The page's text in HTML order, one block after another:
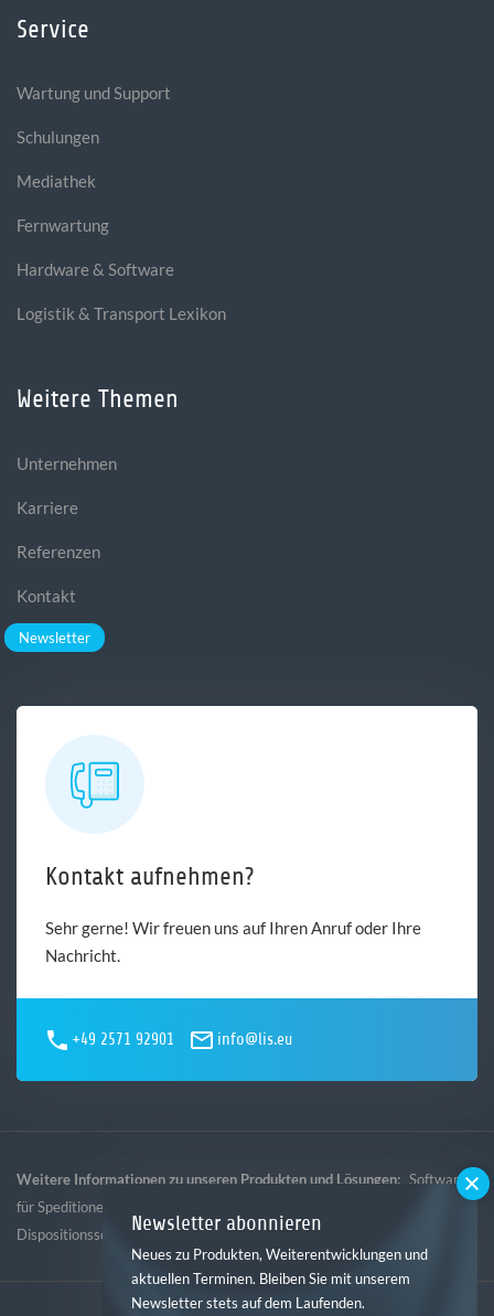
Service
Wartung und Support
Schulungen
Mediathek
Fernwartung
Hardware & Software
Logistik & Transport Lexikon
Weitere Themen
Unternehmen
Karriere
Referenzen
Kontakt
Newsletter
Kontakt aufnehmen?
Sehr gerne! Wir freuen uns auf Ihren Anruf oder Ihre
Nachricht.
+49 2571 92901 info@lis.eu
Weitere Informationen zu unseren Produkten und Lösungen: Software
für Speditionen
Dispositionssoftware
Newsletter abonnieren
Neues zu Produkten, Weiterentwicklungen und
aktuellen Terminen. Bleiben Sie mit unserem
Newsletter stets auf dem Laufenden.